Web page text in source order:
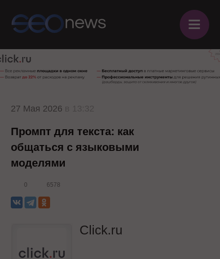
≡
27 Мая 2026
Промпт для текста: как
общаться с языковыми
моделями
0 6578
Click.ru